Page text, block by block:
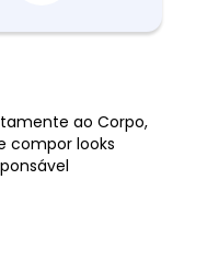
ao Corpo,
compor looks